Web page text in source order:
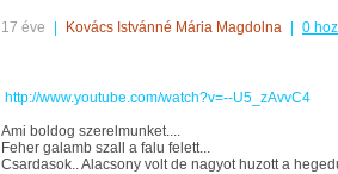
17 éve Kovács Istvánné Mária Magdolna 0
http://www.youtube.com/watch?v=--U5_zAvvC4
Ami boldog szerelmunket....
Feher galamb szall a falu felett...
Csardasok.. Alacsony volt de nagyot huzott a